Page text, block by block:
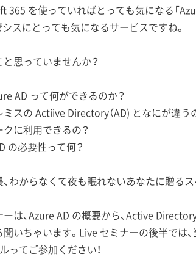
365 を使っていればとっても気になる「
シスにとっても気になるサービスですね。
と思っていませんか？
AD って何ができるのか？
スの Actiive Directory（AD) となにが違う
に利用できるの？
の必要性って何？
わからなくて夜も眠れないあなたに贈る
は、Azure AD の概要から、Active
聞いちゃいます。Live セミナーの後半では
ってご参加ください！